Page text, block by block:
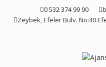
0 532 374 99 90
Zeybek, Efeler Bulv. No:40